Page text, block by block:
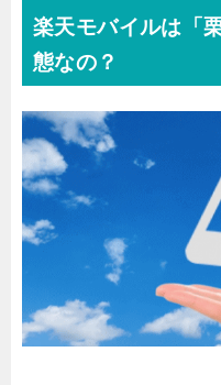
楽天モバイルは「
態なの？